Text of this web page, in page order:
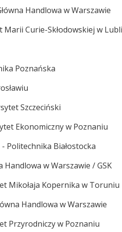
Handlowa w Warszawie
Curie-Skłodowskiej w
Poznańska
Szczeciński
Ekonomiczny w Poznaniu
Politechnika Białostocka
Handlowa w Warszawie / GSK
Mikołaja Kopernika w Toruniu
Handlowa w Warszawie
Przyrodniczy w Poznaniu